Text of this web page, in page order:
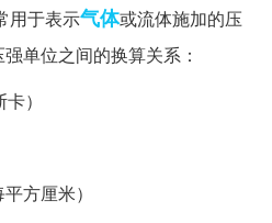
用于表示气体或流体施加的压
单位之间的换算关系：
）
方厘米）